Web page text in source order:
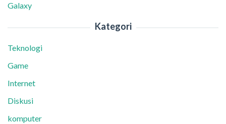
Galaxy
Kategori
Teknologi
Game
Internet
Diskusi
komputer